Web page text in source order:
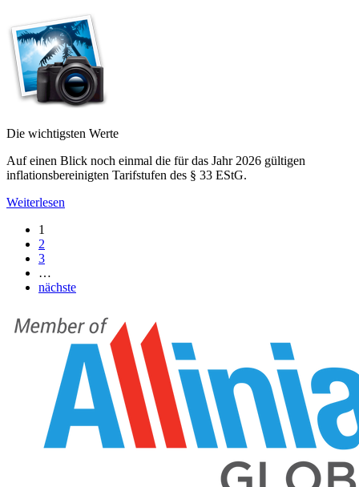
Die wichtigsten Werte
Auf einen Blick noch einmal die für das Jahr 2026 gültigen
inflationsbereinigten Tarifstufen des § 33 EStG.
Weiterlesen
1
2
3
…
nächste